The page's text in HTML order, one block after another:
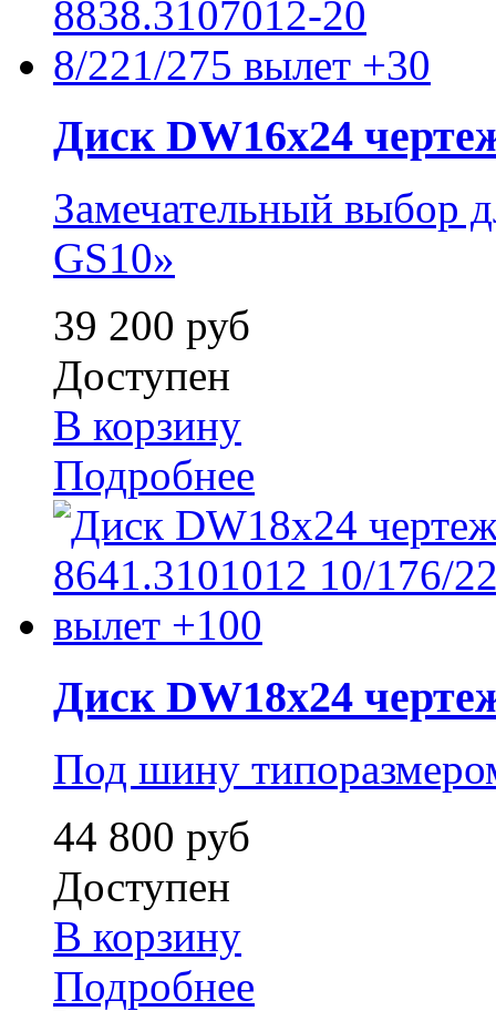
Диск DW16x24
Замечательный
GS10»
39 200 руб
Доступен
В корзину
Подробнее
Диск DW18x24
Под шину
44 800 руб
Доступен
В корзину
Подробнее